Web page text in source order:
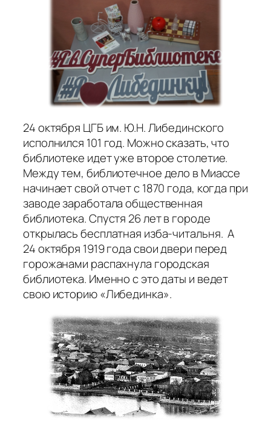
24 октября ЦГБ им. Ю.Н. Либединского
исполнился 101 год. Можно сказать, что
библиотеке идет уже второе столетие.
Между тем, библиотечное дело в Миассе
начинает свой отчет с 1870 года, когда при
заводе заработала общественная
библиотека. Спустя 26 лет в городе
открылась бесплатная изба-читальня. А
24 октября 1919 года свои двери перед
горожанами распахнула городская
библиотека. Именно с это даты и ведет
свою историю «Либединка».